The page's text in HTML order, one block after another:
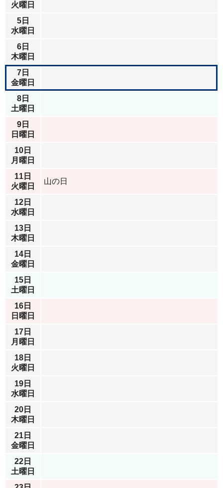
火曜日
5日
水曜日
6日
木曜日
7日
金曜日
8日
土曜日
9日
日曜日
10日
月曜日
11日
火曜日
山の日
12日
水曜日
13日
木曜日
14日
金曜日
15日
土曜日
16日
日曜日
17日
月曜日
18日
火曜日
19日
水曜日
20日
木曜日
21日
金曜日
22日
土曜日